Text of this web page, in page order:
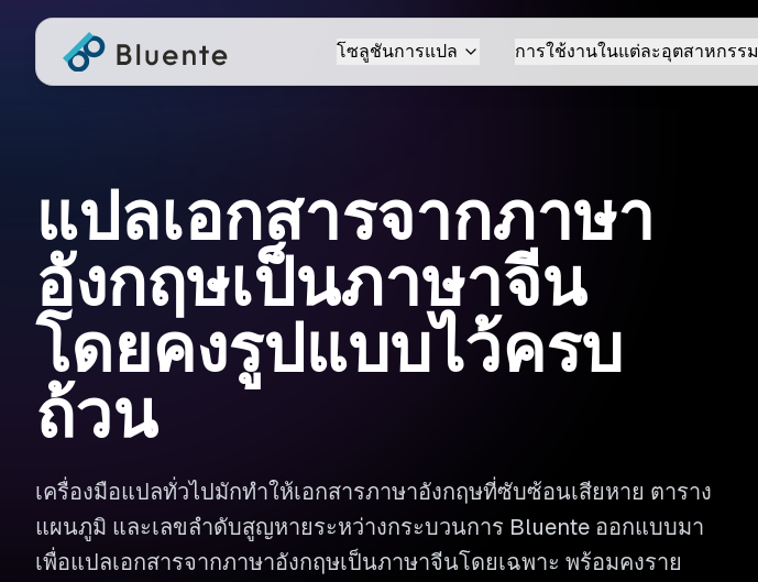
โซลูชันการแปล การใช้งานในแต่ละอุตสาหกรรม
แปลเอกสารจากภาษา
อังกฤษเป็นภาษาจีน
โดยคงรูปแบบไว้ครบ
ถ้วน
เครื่องมือแปลทั่วไปมักทำให้เอกสารภาษาอังกฤษที่ซับซ้อนเสียหาย ตาราง
แผนภูมิ และเลขลำดับสูญหายระหว่างกระบวนการ Bluente ออกแบบมา
เพื่อแปลเอกสารจากภาษาอังกฤษเป็นภาษาจีนโดยเฉพาะ พร้อมคงราย